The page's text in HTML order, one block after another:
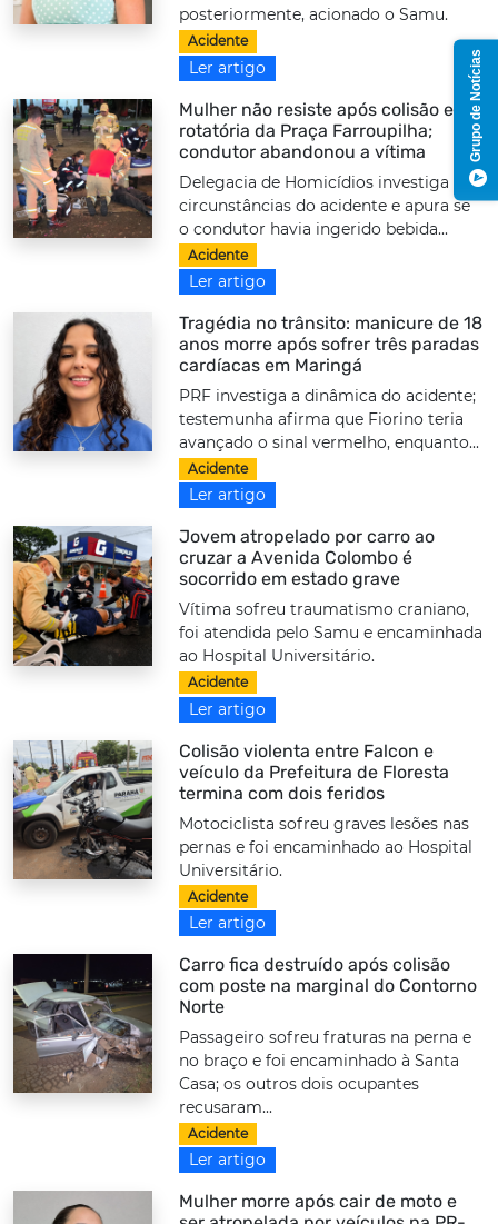
posteriormente, acionado o Samu.
Acidente
Ler artigo
Mulher não resiste após colisão em
rotatória da Praça Farroupilha;
condutor abandonou a vítima
Delegacia de Homicídios investiga as
circunstâncias do acidente e apura se
o condutor havia ingerido bebida...
Acidente
Ler artigo
Tragédia no trânsito: manicure de 18
anos morre após sofrer três paradas
cardíacas em Maringá
PRF investiga a dinâmica do acidente;
testemunha afirma que Fiorino teria
avançado o sinal vermelho, enquanto...
Acidente
Ler artigo
Jovem atropelado por carro ao
cruzar a Avenida Colombo é
socorrido em estado grave
Vítima sofreu traumatismo craniano,
foi atendida pelo Samu e encaminhada
ao Hospital Universitário.
Acidente
Ler artigo
Colisão violenta entre Falcon e
veículo da Prefeitura de Floresta
termina com dois feridos
Motociclista sofreu graves lesões nas
pernas e foi encaminhado ao Hospital
Universitário.
Acidente
Ler artigo
Carro fica destruído após colisão
com poste na marginal do Contorno
Norte
Passageiro sofreu fraturas na perna e
no braço e foi encaminhado à Santa
Casa; os outros dois ocupantes
recusaram...
Acidente
Ler artigo
Mulher morre após cair de moto e
Grupo de Notícias